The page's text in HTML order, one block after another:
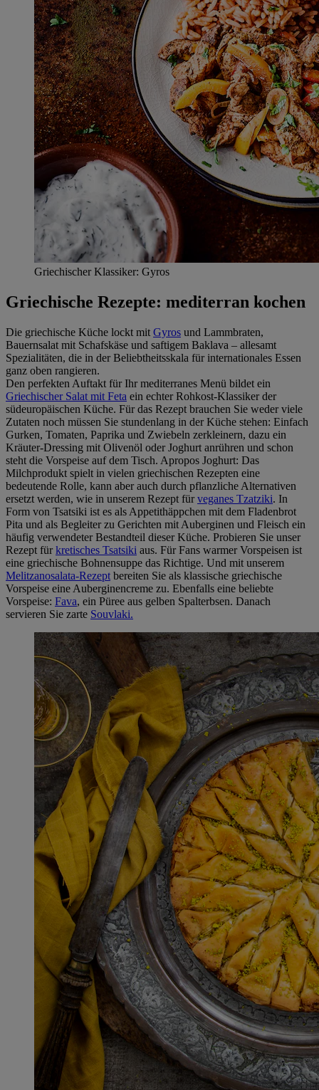
Griechischer Klassiker: Gyros
Griechische Rezepte: mediterran kochen
Die griechische Küche lockt mit Gyros und Lammbraten,
Bauernsalat mit Schafskäse und saftigem Baklava – allesamt
Spezialitäten, die in der Beliebtheitsskala für internationales Essen
ganz oben rangieren.
Den perfekten Auftakt für Ihr mediterranes Menü bildet ein
Griechischer Salat mit Feta ein echter Rohkost-Klassiker der
südeuropäischen Küche. Für das Rezept brauchen Sie weder viele
Zutaten noch müssen Sie stundenlang in der Küche stehen: Einfach
Gurken, Tomaten, Paprika und Zwiebeln zerkleinern, dazu ein
Kräuter-Dressing mit Olivenöl oder Joghurt anrühren und schon
steht die Vorspeise auf dem Tisch. Apropos Joghurt: Das
Milchprodukt spielt in vielen griechischen Rezepten eine
bedeutende Rolle, kann aber auch durch pflanzliche Alternativen
ersetzt werden, wie in unserem Rezept für veganes Tzatziki. In
Form von Tsatsiki ist es als Appetithäppchen mit dem Fladenbrot
Pita und als Begleiter zu Gerichten mit Auberginen und Fleisch ein
häufig verwendeter Bestandteil dieser Küche. Probieren Sie unser
Rezept für kretisches Tsatsiki aus. Für Fans warmer Vorspeisen ist
eine griechische Bohnensuppe das Richtige. Und mit unserem
Melitzanosalata-Rezept bereiten Sie als klassische griechische
Vorspeise eine Auberginencreme zu. Ebenfalls eine beliebte
Vorspeise: Fava, ein Püree aus gelben Spalterbsen. Danach
servieren Sie zarte Souvlaki.